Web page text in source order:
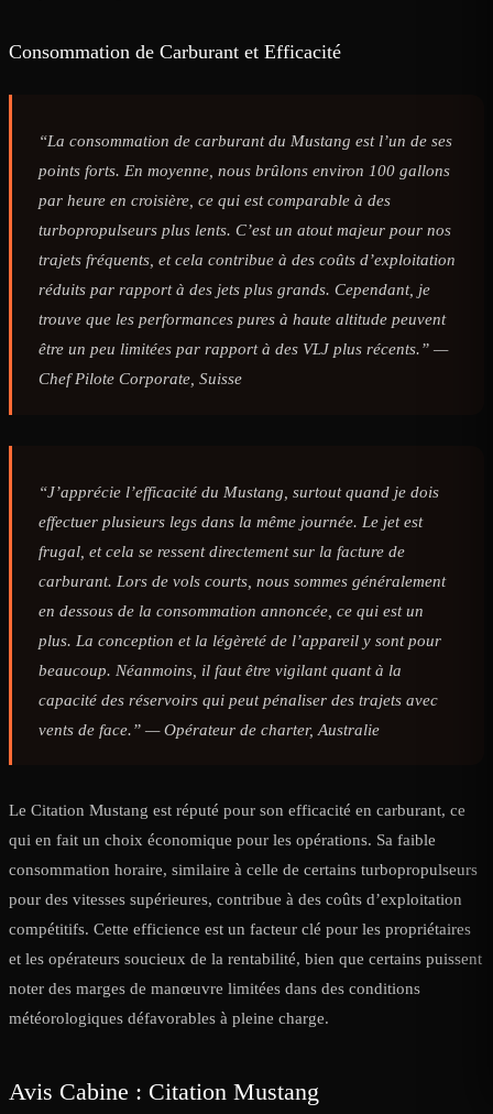
Consommation de Carburant et Efficacité
“La consommation de carburant du Mustang est l’un de ses
points forts. En moyenne, nous brûlons environ 100 gallons
par heure en croisière, ce qui est comparable à des
turbopropulseurs plus lents. C’est un atout majeur pour nos
trajets fréquents, et cela contribue à des coûts d’exploitation
réduits par rapport à des jets plus grands. Cependant, je
trouve que les performances pures à haute altitude peuvent
être un peu limitées par rapport à des VLJ plus récents.” —
Chef Pilote Corporate, Suisse
“J’apprécie l’efficacité du Mustang, surtout quand je dois
effectuer plusieurs legs dans la même journée. Le jet est
frugal, et cela se ressent directement sur la facture de
carburant. Lors de vols courts, nous sommes généralement
en dessous de la consommation annoncée, ce qui est un
plus. La conception et la légèreté de l’appareil y sont pour
beaucoup. Néanmoins, il faut être vigilant quant à la
capacité des réservoirs qui peut pénaliser des trajets avec
vents de face.” —Opérateur de charter, Australie
Le Citation Mustang est réputé pour son efficacité en carburant, ce
qui en fait un choix économique pour les opérations. Sa faible
consommation horaire, similaire à celle de certains turbopropulseurs
pour des vitesses supérieures, contribue à des coûts d’exploitation
compétitifs. Cette efficience est un facteur clé pour les propriétaires
et les opérateurs soucieux de la rentabilité, bien que certains puissent
noter des marges de manœuvre limitées dans des conditions
météorologiques défavorables à pleine charge.
Avis Cabine : Citation Mustang